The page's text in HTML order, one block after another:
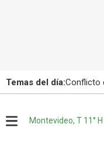
Temas del día:Conflicto
Montevideo, T 11° H